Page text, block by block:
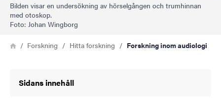
Bilden visar en undersökning av hörselgången och trumhinnan
med otoskop.
Foto: Johan Wingborg
Länkstig
HemForskning Hitta forskning Forskning inom audiologi
Sidans innehåll